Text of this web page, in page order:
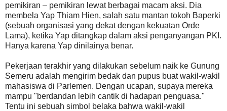
pemikiran – pemikiran lewat berbagai macam aksi. Dia
membela Yap Thiam Hien, salah satu mantan tokoh Baperki
(sebuah organisasi yang dekat dengan kekuatan Orde
Lama), ketika Yap ditangkap dalam aksi penganyangan PKI.
Hanya karena Yap dinilainya benar.
Pekerjaan terakhir yang dilakukan sebelum naik ke Gunung
Semeru adalah mengirim bedak dan pupus buat wakil-wakil
mahasiswa di Parlemen. Dengan ucapan, supaya mereka
mampu "berdandan lebih cantik di hadapan penguasa."
Tentu ini sebuah simbol belaka bahwa wakil-wakil